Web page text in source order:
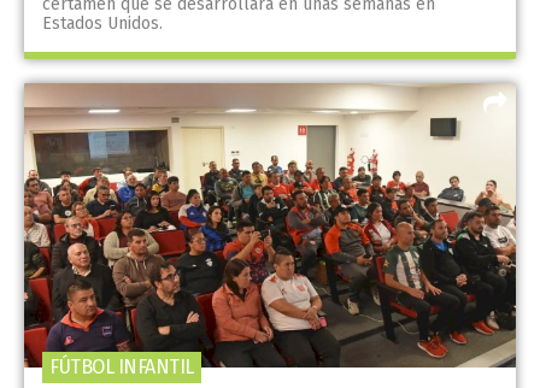
certamen que se desarrollará en unas semanas en
Estados Unidos.
FÚTBOL INFANTIL